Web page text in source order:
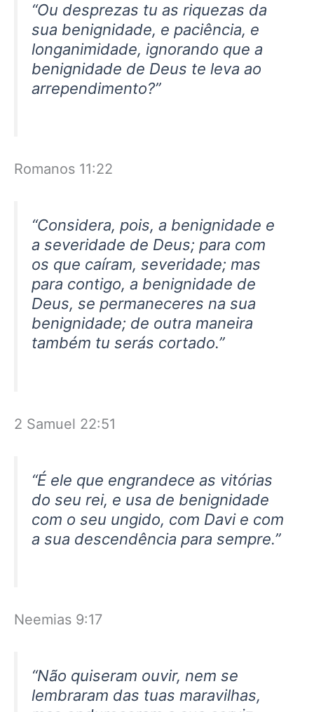
“Ou desprezas tu as riquezas da
sua benignidade, e paciência, e
longanimidade, ignorando que a
benignidade de Deus te leva ao
arrependimento?”
Romanos 11:22
“Considera, pois, a benignidade e
a severidade de Deus; para com
os que caíram, severidade; mas
para contigo, a benignidade de
Deus, se permaneceres na sua
benignidade; de outra maneira
também tu serás cortado.”
2 Samuel 22:51
“É ele que engrandece as vitórias
do seu rei, e usa de benignidade
com o seu ungido, com Davi e com
a sua descendência para sempre.”
Neemias 9:17
“Não quiseram ouvir, nem se
lembraram das tuas maravilhas,